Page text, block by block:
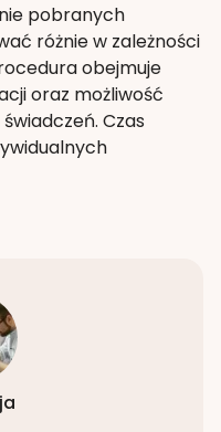
pobranych
różnie w zależności
obejmuje
oraz możliwość
Czas